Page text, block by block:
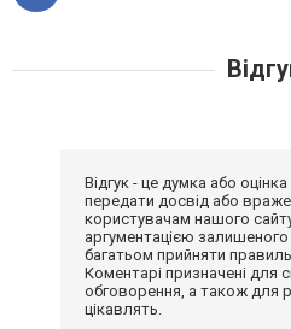
Відгук - це думка або
передати досвід або
користувачам нашого
аргументацією
багатьом прийняти
Коментарі призначені для
обговорення, а також для
цікавлять.